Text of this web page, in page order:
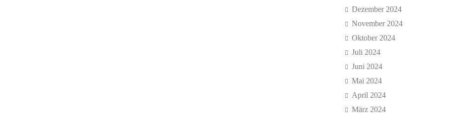
Dezember 2024
November 2024
Oktober 2024
Juli 2024
Juni 2024
Mai 2024
April 2024
März 2024